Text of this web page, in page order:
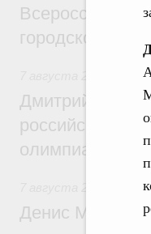
городской среды
Дмитрий
российскую
олимпиаде по
Денис